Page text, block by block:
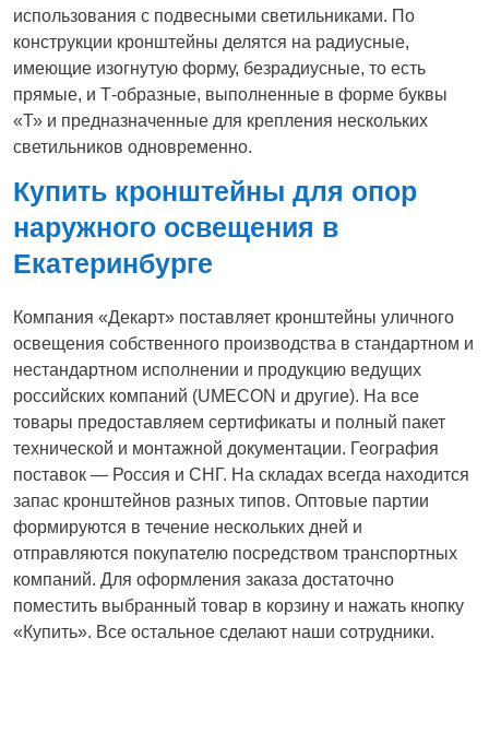
использования с подвесными светильниками. По
конструкции кронштейны делятся на радиусные,
имеющие изогнутую форму, безрадиусные, то есть
прямые, и Т-образные, выполненные в форме буквы
«Т» и предназначенные для крепления нескольких
светильников одновременно.
Купить кронштейны для опор
наружного освещения в
Екатеринбурге
Компания «Декарт» поставляет кронштейны уличного
освещения собственного производства в стандартном и
нестандартном исполнении и продукцию ведущих
российских компаний (UMECON и другие). На все
товары предоставляем сертификаты и полный пакет
технической и монтажной документации. География
поставок — Россия и СНГ. На складах всегда находится
запас кронштейнов разных типов. Оптовые партии
формируются в течение нескольких дней и
отправляются покупателю посредством транспортных
компаний. Для оформления заказа достаточно
поместить выбранный товар в корзину и нажать кнопку
«Купить». Все остальное сделают наши сотрудники.